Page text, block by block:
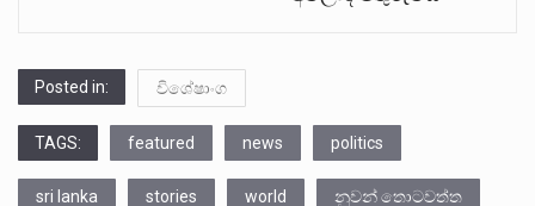
Posted in: විශේෂාංග
TAGS: featured news politics
sri lanka stories world නුවන් තොටවත්ත